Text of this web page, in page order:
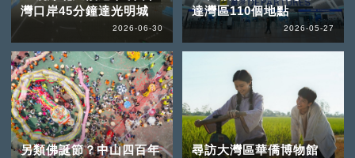
灣口岸45分鐘達光明城
2026-06-30
達灣區110個地點
2026-05-27
另類佛誕節？中山四百年
尋訪大灣區華僑博物館